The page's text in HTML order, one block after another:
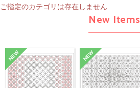
ご指定のカテゴリは存在しません
New Items
NEW NEW